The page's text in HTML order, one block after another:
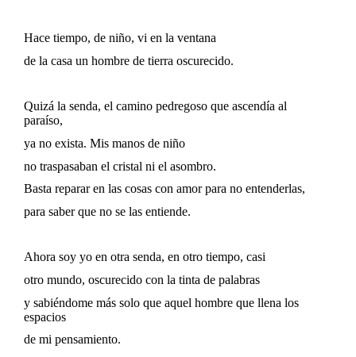
Hace tiempo, de niño, vi en la ventana
de la casa un hombre de tierra oscurecido.
Quizá la senda, el camino pedregoso que ascendía al
paraíso,
ya no exista. Mis manos de niño
no traspasaban el cristal ni el asombro.
Basta reparar en las cosas con amor para no entenderlas,
para saber que no se las entiende.
Ahora soy yo en otra senda, en otro tiempo, casi
otro mundo, oscurecido con la tinta de palabras
y sabiéndome más solo que aquel hombre que llena los
espacios
de mi pensamiento.